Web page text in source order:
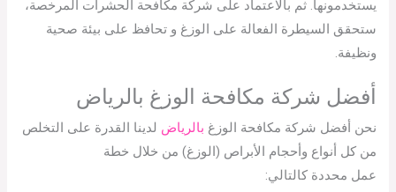
يستخدمونها. ثم بالاعتماد على شركة مكافحة الحشرات المرخصة،
ستحقق السيطرة الفعالة على الوزغ و تحافظ على بيئة صحية
ونظيفة.
أفضل شركة مكافحة الوزغ بالرياض
نحن أفضل شركة مكافحة الوزغ بالرياض لدينا القدرة على التخلص
من كل أنواع وأحجام الأبراص (الوزغ) من خلال خطة
عمل محددة كالتالي: